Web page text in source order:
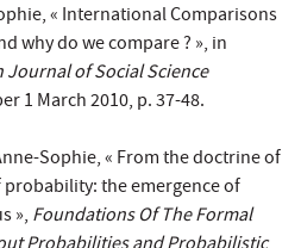
« International Comparisons
why do we compare ? », in
of Social Science
1 March 2010, p. 37-48.
Sophie, « From the doctrine of
the emergence of
», Foundations Of The Formal